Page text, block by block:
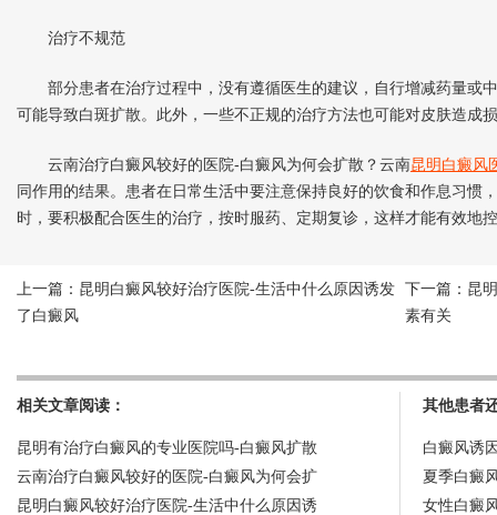
治疗不规范
部分患者在治疗过程中，没有遵循医生的建议，自行增减药量或
可能导致白斑扩散。此外，一些不正规的治疗方法也可能对皮肤造成
云南治疗白癜风较好的医院-白癜风为何会扩散？云南昆明白癜风
同作用的结果。患者在日常生活中要注意保持良好的饮食和作息习惯
时，要积极配合医生的治疗，按时服药、定期复诊，这样才能有效地
上一篇： 昆明白癜风较好治疗医院-生活中什么原因诱发
了白癜风
下一篇： 昆
素有关
相关文章阅读：
昆明有治疗白癜风的专业医院吗-白癜风扩散
云南治疗白癜风较好的医院-白癜风为何会扩
昆明白癜风较好治疗医院-生活中什么原因诱
其他患者
白癜风诱
夏季白癜
女性白癜